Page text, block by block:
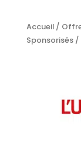
Accueil/
Sponsorisés/